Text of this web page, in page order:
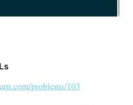
problems/103